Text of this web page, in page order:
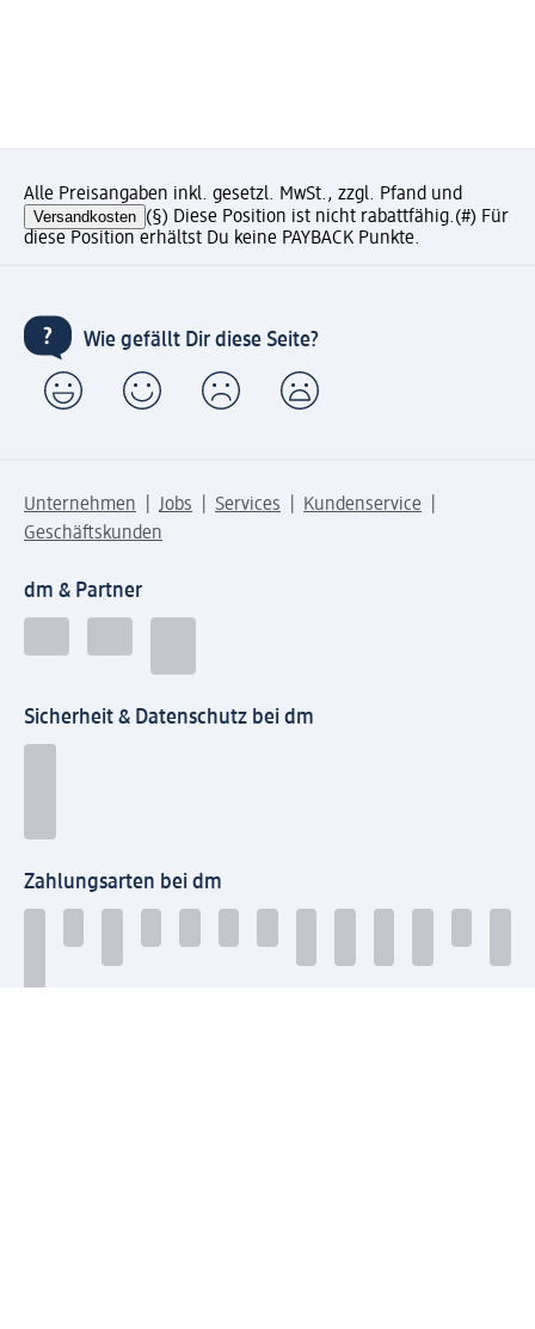
Alle Preisangaben inkl. gesetzl. MwSt., zzgl. Pfand und
Versandkosten (§) Diese Position ist nicht rabattfähig.(#) Für
diese Position erhältst Du keine PAYBACK Punkte.
Wie gefällt Dir diese Seite?
Unternehmen Jobs Services
Kundenservice
Geschäftskunden
dm & Partner
Sicherheit & Datenschutz bei dm
Zahlungsarten bei dm